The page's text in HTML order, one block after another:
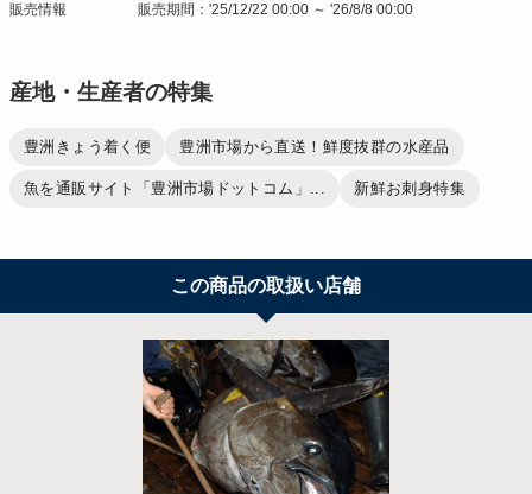
販売情報 販売期間：'25/12/22 00:00 ～ '26/8/8 00:00
産地・生産者の特集
豊洲きょう着く便 豊洲市場から直送！鮮度抜群の水産品
魚を通販サイト「豊洲市場ドットコム」... 新鮮お刺身特集
この商品の取扱い店舗